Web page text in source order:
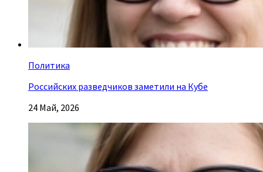
Политика
Российских разведчиков заметили на Кубе
24 Май, 2026